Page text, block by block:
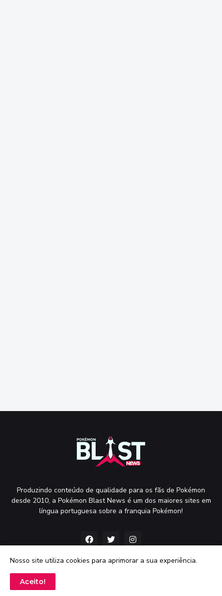
Produzindo conteúdo de qualidade para os fãs de Pokémon
desde 2010, a Pokémon Blast News é um dos maiores sites em
língua portuguesa sobre a franquia Pokémon!
Nosso site utiliza cookies para aprimorar a sua experiência.
Aceito!